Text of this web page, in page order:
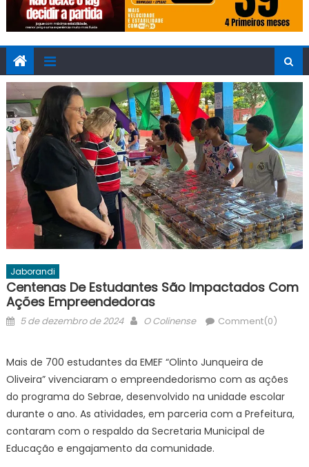
Jaborandi
Centenas De Estudantes São Impactados Com
Ações Empreendedoras
Posted
5 de dezembro de 2024 Author
O Colinense Comment(0)
Mais de 700 estudantes da EMEF “Olinto Junqueira de
Oliveira” vivenciaram o empreendedorismo com as ações
do programa do Sebrae, desenvolvido na unidade escolar
durante o ano. As atividades, em parceria com a Prefeitura,
contaram com o respaldo da Secretaria Municipal de
Educação e engajamento da comunidade.